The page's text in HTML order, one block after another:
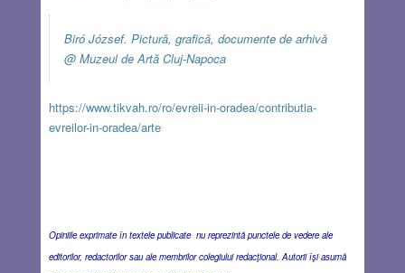
Biró József. Pictură, grafică, documente de arhivă
@ Muzeul de Artă Cluj-Napoca
https://www.tikvah.ro/ro/evreii-in-oradea/contributia-
evreilor-in-oradea/arte
Opiniile exprimate în textele publicate nu reprezintă punctele de vedere ale
editorilor, redactorilor sau ale membrilor colegiului redacţional. Autorii îşi asumă